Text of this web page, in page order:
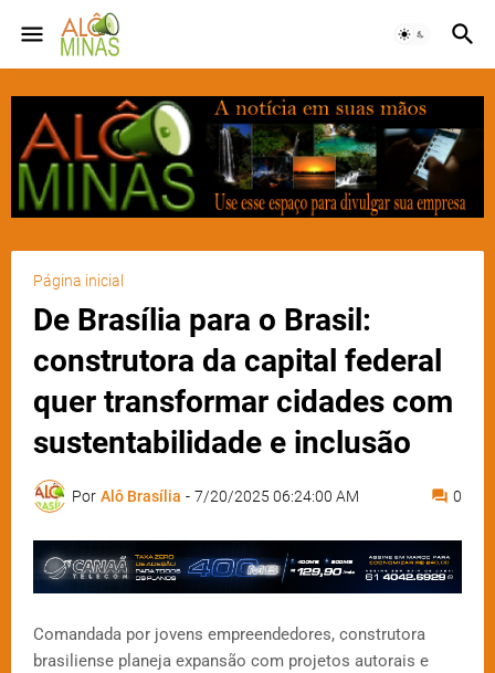
Página inicial
De Brasília para o Brasil:
construtora da capital federal
quer transformar cidades com
sustentabilidade e inclusão
Por Alô Brasília - 7/20/2025 06:24:00 AM 0
Comandada por jovens empreendedores, construtora
brasiliense planeja expansão com projetos autorais e